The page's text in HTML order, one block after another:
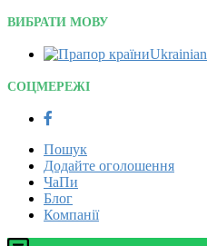
ВИБРАТИ МОВУ
Ukrainian‎
СОЦМЕРЕЖІ
Пошук
Додайте оголошення
ЧаПи
Блог
Компанії